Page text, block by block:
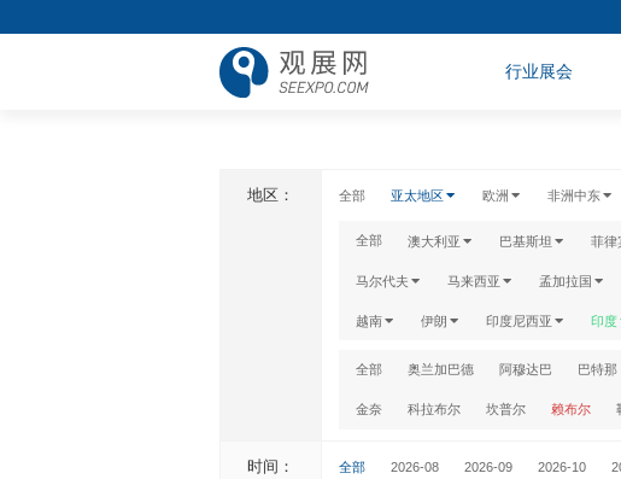
行业展会
地区： 全部 亚太地区 欧洲 非洲中东
全部 澳大利亚 巴基斯坦 菲律
马尔代夫 马来西亚 孟加拉国
越南 伊朗 印度尼西亚 印度
全部 奥兰加巴德 阿穆达巴 巴特那
金奈 科拉布尔 坎普尔 赖布尔
时间： 全部 2026-08 2026-09 2026-10